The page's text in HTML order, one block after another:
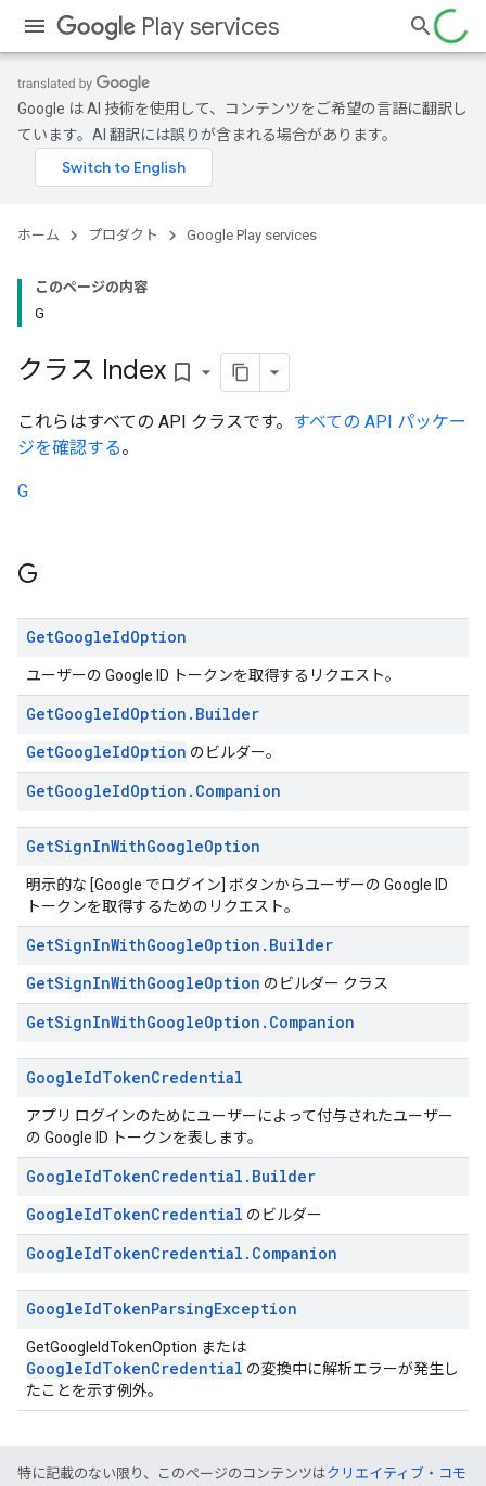
Play services
Google は AI 技術を使用して、コンテンツをご希望の言語に翻訳し
ています。AI 翻訳には誤りが含まれる場合があります。
ホーム プロダクト Google Play services
このページの内容
G
クラス Index bookmark_border
これらはすべての API クラスです。 すべての API パッケー
ジを確認する。
G
G
GetGoogleIdOption
ユーザーの Google ID トークンを取得するリクエスト。
GetGoogleIdOption . Builder
GetGoogleIdOption のビルダー。
GetGoogleIdOption . Companion
GetSignInWithGoogleOption
明示的な [Google でログイン] ボタンからユーザーの Google ID
トークンを取得するためのリクエスト。
GetSignInWithGoogleOption . Builder
GetSignInWithGoogleOption のビルダー クラス
GetSignInWithGoogleOption . Companion
GoogleIdTokenCredential
アプリ ログインのためにユーザーによって付与されたユーザー
の Google ID トークンを表します。
GoogleIdTokenCredential . Builder
GoogleIdTokenCredential のビルダー
GoogleIdTokenCredential . Companion
GoogleIdTokenParsingException
GetGoogleIdTokenOption または
GoogleIdTokenCredential の変換中に解析エラーが発生し
たことを示す例外。
特に記載のない限り、このページのコンテンツはクリエイティブ・コモ